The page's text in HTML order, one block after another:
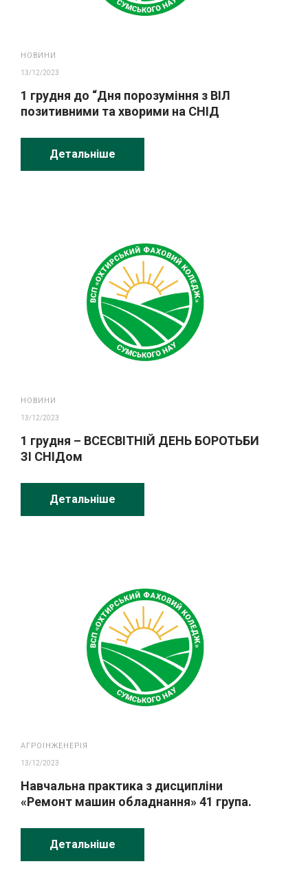
НОВИНИ
13/12/2023
1 грудня до “Дня порозуміння з ВІЛ
позитивними та хворими на СНІД
Детальніше
НОВИНИ
13/12/2023
1 грудня – ВСЕСВІТНІЙ ДЕНЬ БОРОТЬБИ
ЗІ СНІДом
Детальніше
АГРОІНЖЕНЕРІЯ
13/12/2023
Навчальна практика з дисципліни
«Ремонт машин обладнання» 41 група.
Детальніше